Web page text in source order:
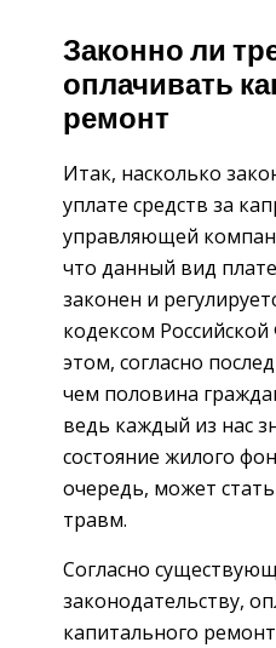
Законно ли
оплачивать
ремонт
Итак, насколько
уплате средств за
управляющей
что данный вид
законен и
кодексом
этом, согласно
чем половина
ведь каждый из нас
состояние жилого
очередь, может
травм.
Согласно
законодательству,
капитального